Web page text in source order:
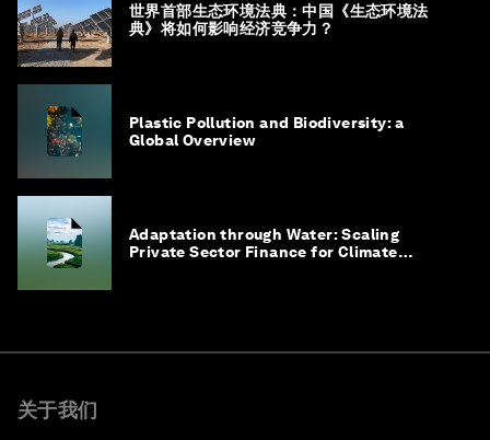
世界首部生态环境法典：中国《生态环境法
典》将如何影响经济竞争力？
Plastic Pollution and Biodiversity: a
Global Overview
Adaptation through Water: Scaling
Private Sector Finance for Climate
关于我们